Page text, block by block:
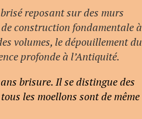
reposant sur des murs
construction fondamentale à
volumes, le dépouillement du
profonde à l’Antiquité.
brisure. Il se distingue des
les moellons sont de même